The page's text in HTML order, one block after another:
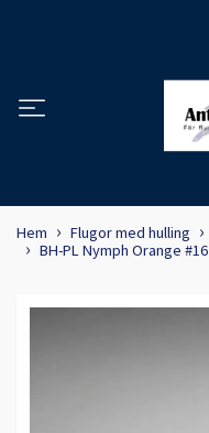
Hem Flugor med hulling
BH-PL Nymph Orange #16